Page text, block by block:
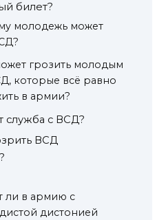
билет?
молодежь может
грозить молодым
которые всё равно
в армии?
служба с ВСД?
ВСД
ли в армию с
дистонией